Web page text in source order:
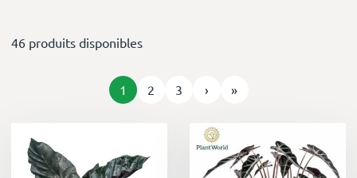
46 produits disponibles
1 2 3 › »